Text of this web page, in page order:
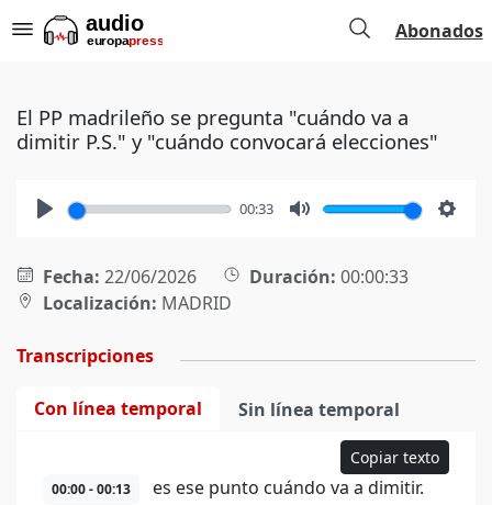
Abonados
El PP madrileño se pregunta "cuándo va a
dimitir P.S." y "cuándo convocará elecciones"
00:33
Fecha: 22/06/2026 Duración: 00:00:33
Localización: MADRID
Transcripciones
Con línea temporal Sin línea temporal
Copiar texto
00:00 - 00:13
es ese punto cuándo va a dimitir.